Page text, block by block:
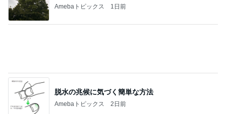
キャシー中島 神戸に通って30年
クリーム多めの白桃シュークリーム
Amebaトピックス 1日前